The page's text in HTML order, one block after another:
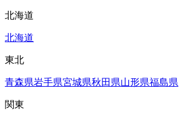
北海道
北海道
東北
青森県岩手県宮城県秋田県山形県福島県
関東